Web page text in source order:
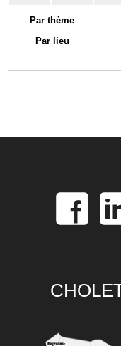
Par thème
Par lieu